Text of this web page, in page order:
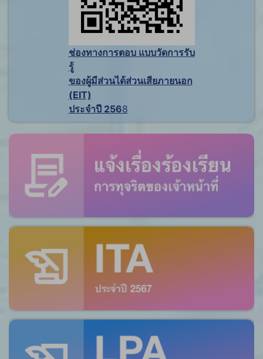
ช่องทางการตอบ แบบวัดการรับ
รู้
ของผู้มีส่วนได้ส่วนเสียภายนอก
(EIT)
ประจำปี 2568